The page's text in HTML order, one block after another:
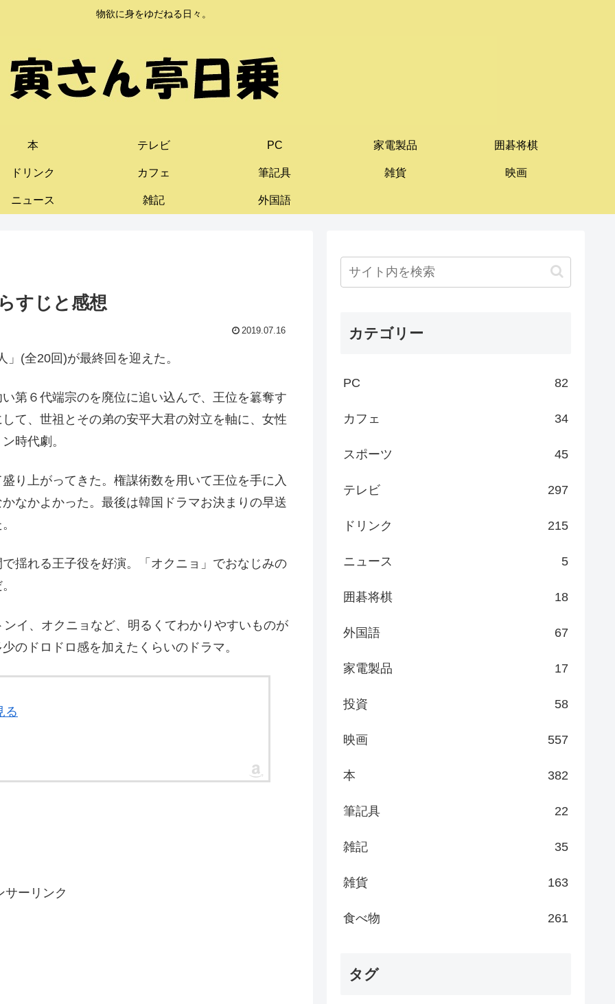
物欲に身をゆだねる日々。
本 テレビ PC 家電製品 囲碁将棋
ドリンク カフェ 筆記具 雑貨 映画
ニュース 雑記 外国語
すじと感想
2019.07.16
(全20回)が最終回を迎えた。
第６代端宗のを廃位に追い込んで、王位を簒奪す
て、世祖とその弟の安平大君の対立を軸に、女性
時代劇。
り上がってきた。権謀術数を用いて王位を手に入
なかよかった。最後は韓国ドラマお決まりの早送
揺れる王子役を好演。「オクニョ」でおなじみの
イ、オクニョなど、明るくてわかりやすいものが
のドロドロ感を加えたくらいのドラマ。
る
サーリンク
カテゴリー
PC 82
カフェ 34
スポーツ 45
テレビ 297
ドリンク 215
ニュース 5
囲碁将棋 18
外国語 67
家電製品 17
投資 58
映画 557
本 382
筆記具 22
雑記 35
雑貨 163
食べ物 261
タグ